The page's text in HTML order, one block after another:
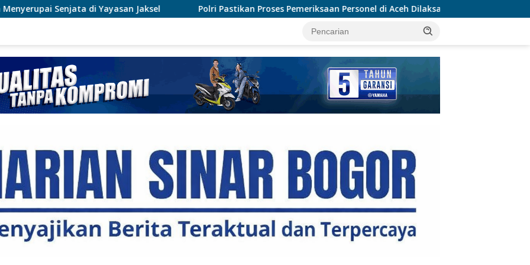
Jaksel Polri Pastikan Proses Pemeriksaan Personel di Aceh Dilaksanakan Secara Profesional dan Transparan